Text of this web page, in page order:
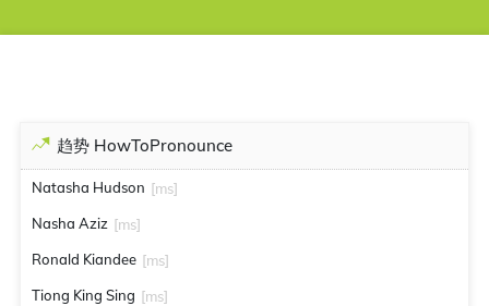
趋势 HowToPronounce
Natasha Hudson [ms]
Nasha Aziz [ms]
Ronald Kiandee [ms]
Tiong King Sing [ms]